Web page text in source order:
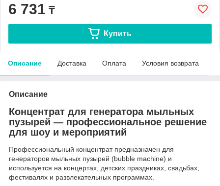
6 731 ₸
Купить
Описание Доставка Оплата Условия возврата
Описание
Концентрат для генератора мыльных
пузырей — профессиональное решение
для шоу и мероприятий
Профессиональный концентрат предназначен для
генераторов мыльных пузырей (bubble machine) и
используется на концертах, детских праздниках, свадьбах,
фестивалях и развлекательных программах.